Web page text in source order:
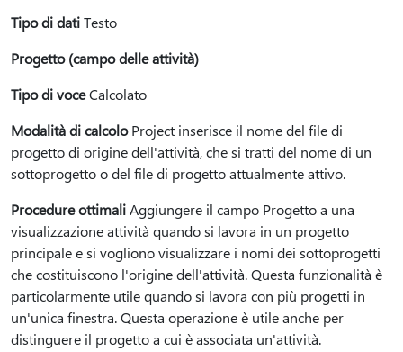
Tipo di datiTesto
Progetto (campo delle attività)
Tipo di voceCalcolato
Modalità di calcoloProject inserisce il nome del file di
progetto di origine dell'attività, che si tratti del nome di un
sottoprogetto o del file di progetto attualmente attivo.
Procedure ottimaliAggiungere il campo Progetto a una
visualizzazione attività quando si lavora in un progetto
principale e si vogliono visualizzare i nomi dei sottoprogetti
che costituiscono l'origine dell'attività. Questa funzionalità è
particolarmente utile quando si lavora con più progetti in
un'unica finestra. Questa operazione è utile anche per
distinguere il progetto a cui è associata un'attività.